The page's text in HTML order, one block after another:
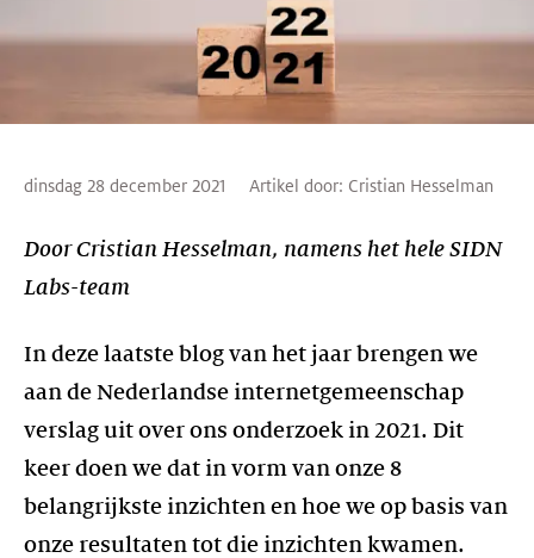
dinsdag 28 december 2021 Artikel door: Cristian Hesselman
Door Cristian Hesselman, namens het hele SIDN
Labs-team
In deze laatste blog van het jaar brengen we
aan de Nederlandse internetgemeenschap
verslag uit over ons onderzoek in 2021. Dit
keer doen we dat in vorm van onze 8
belangrijkste inzichten en hoe we op basis van
onze resultaten tot die inzichten kwamen.